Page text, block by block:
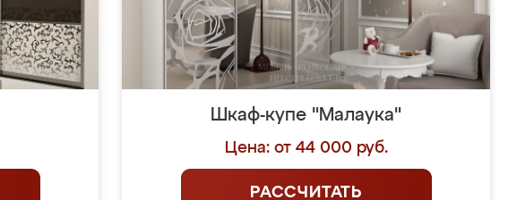
Шкаф-купе "Малаука"
Цена: от 44 000 руб.
РАССЧИТАТЬ